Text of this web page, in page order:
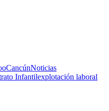
CancúnNoticias
Infantilexplotación laboral